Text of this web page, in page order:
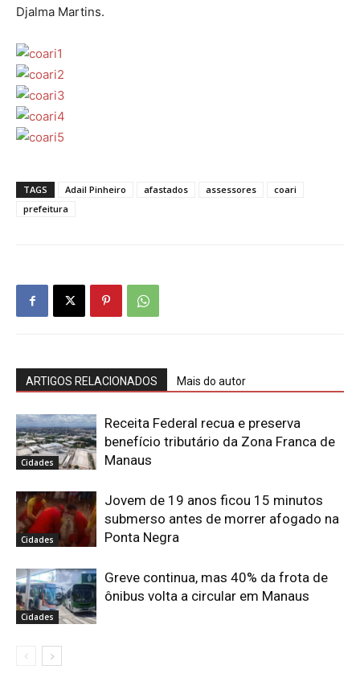
Djalma Martins.
TAGS Adail Pinheiro afastados assessores
coari
prefeitura
ARTIGOS RELACIONADOS Mais do autor
Cidades
Receita Federal recua e preserva
benefício tributário da Zona Franca de
Manaus
Cidades
Jovem de 19 anos ficou 15 minutos
submerso antes de morrer afogado na
Ponta Negra
Cidades
Greve continua, mas 40% da frota de
ônibus volta a circular em Manaus